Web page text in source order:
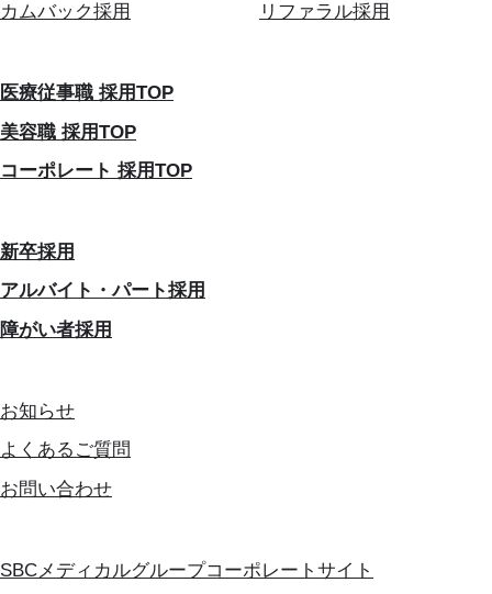
カムバック採用
リファラル採用
医療従事職 採用TOP
美容職 採用TOP
コーポレート 採用TOP
新卒採用
アルバイト・パート採用
障がい者採用
お知らせ
よくあるご質問
お問い合わせ
SBCメディカルグループコーポレートサイト